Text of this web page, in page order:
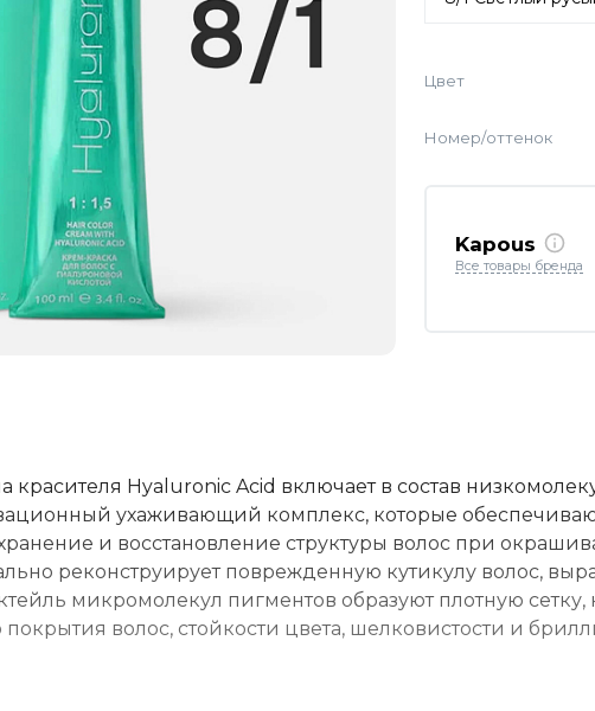
Цвет
Номер/оттенок
Kapous
Все товары бренда
Hyaluronic Acid включает в состав
ухаживающий комплекс, которые
и восстановление структуры волос при
реконструирует поврежденную кутикулу волос,
микромолекул пигментов образуют плотную сетку,
волос, стойкости цвета, шелковистости и